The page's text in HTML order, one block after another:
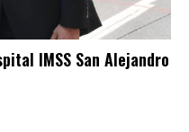
IMSS San Alejandro